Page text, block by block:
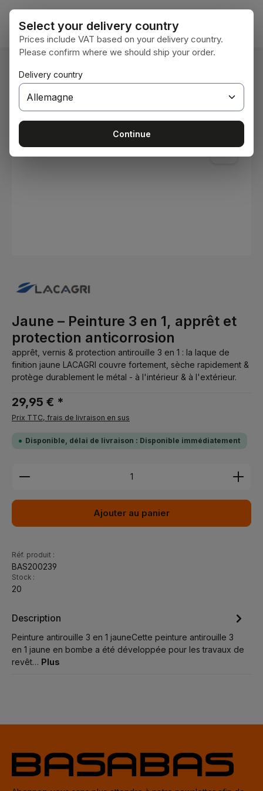
Passer au contenu principal
Vous êtes ici : Accueil
Peintures et vernis
Ignorer la galerie d'images
Jaune – Peinture 3 en 1, apprêt et
protection anticorrosion
apprêt, vernis & protection antirouille 3 en 1 : la laque de
finition jaune LACAGRI couvre fortement, sèche rapidement &
protège durablement le métal - à l'intérieur & à l'extérieur.
29,95 € *
Prix TTC, frais de livraison en sus
Disponible, délai de livraison : Disponible immédiatement
Quantité de produit : Entrez la quantité
Ajouter au panier
Réf. produit :
BAS200239
Stock :
20
Description
Peinture antirouille 3 en 1 jauneCette peinture antirouille 3
en 1 jaune en bombe a été développée pour les travaux de
revêt… Plus
Select your delivery country
Prices include VAT based on your delivery country.
Please confirm where we should ship your order.
Delivery country
Continue